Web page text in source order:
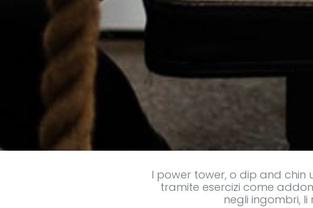
I power tower, o dip and
tramite esercizi come
negli ingombri,